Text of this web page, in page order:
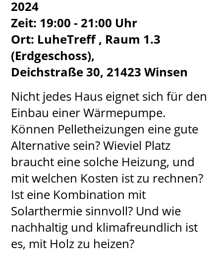
2024
Zeit: 19:00 - 21:00 Uhr
Ort: LuheTreff , Raum 1.3
(Erdgeschoss),
Deichstraße 30, 21423 Winsen
Nicht jedes Haus eignet sich für den
Einbau einer Wärmepumpe.
Können Pelletheizungen eine gute
Alternative sein? Wieviel Platz
braucht eine solche Heizung, und
mit welchen Kosten ist zu rechnen?
Ist eine Kombination mit
Solarthermie sinnvoll? Und wie
nachhaltig und klimafreundlich ist
es, mit Holz zu heizen?